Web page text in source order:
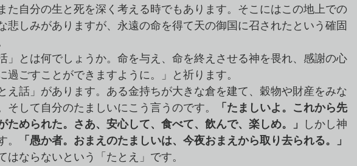
た自分の生と死を深く考える時でもあります。そこにはこの地上での
悲しみがありますが、永遠の命を得て天の御国に召されたという確固
」とは何でしょうか。命を与え、命を終えさせる神を畏れ、感謝の心
過ごすことができますように。」と祈ります。
え話」があります。ある金持ちが大きな倉を建て、穀物や財産をみな
そして自分のたましいにこう言うのです。
「たましいよ。これから先
ためられた。さあ、安心して、食べて、飲んで、楽しめ。」
しかし神
「愚か者。おまえのたましいは、今夜おまえから取り去られる。」
はならないという「たとえ」です。